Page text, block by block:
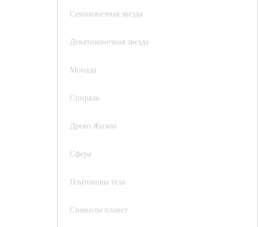
Семиконечная звезда
Девятиконечная звезда
Монада
Спираль
Древо Жизни
Сфера
Платоновы тела
Символы планет